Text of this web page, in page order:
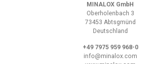
MINALOX GmbH
Oberholenbach 3
73453 Abtsgmünd
Deutschland
+49 7975 959 968-0
info@minalox.com